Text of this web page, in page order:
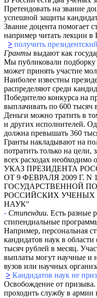
Претендовать на звание
успешной защиты
Звание доцента помогает
например читать лекции в
> получить
Гранты выдают как
Мы публиковали
может принять участие
Наиболее известны
распределяют среди
Победителю конкурса на
выплачивать по 600 тысяч
Деньги можно тратить в
и других исполнителей.
должна превышать 360
Гранты накладывают на
потратить только на цели,
всех расходах необходимо
УКАЗ ПРЕЗИДЕНТА
ОТ 9 ФЕВРАЛЯ 2009 Г.
ГОСУДАРСТВЕННОЙ
РОССИЙСКИХ УЧЕНЫХ
НАУК"
- Стипендии. Есть разные
стипендиальные
Например, персональная
кандидатов наук в
тысяч рублей в месяц.
выплаты могут научные и
вузов или научных
> Кандидатов наук не
Освобождение от
проходить службу в армии